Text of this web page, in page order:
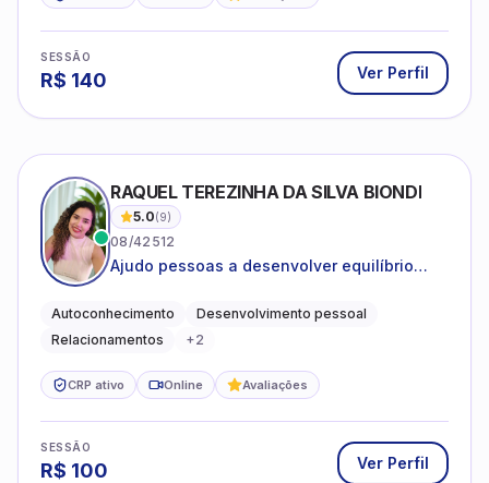
SESSÃO
R$ 140 Ver Perfil
RAQUEL TEREZINHA DA SILVA BIONDI
5.0(9)
08/42512
Ajudo pessoas a desenvolver equilíbrio
Autoconhecimento
Desenvolvimento pessoal
Relacionamentos
+2
CRP ativo Online Avaliações
SESSÃO
R$ 100 Ver Perfil